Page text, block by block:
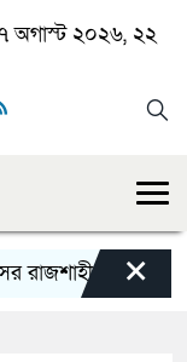
অগাস্ট ২০২৬, ২২
মহানগর×